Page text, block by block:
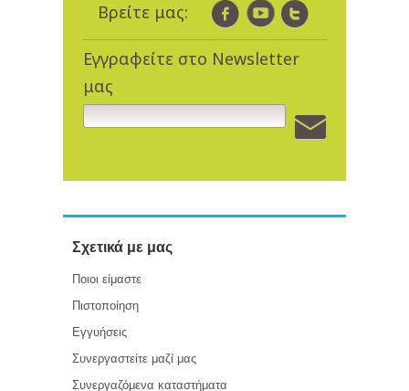
Βρείτε μας:
Εγγραφείτε στο Newsletter
μας
Σχετικά με μας
Ποιοι είμαστε
Πιστοποίηση
Εγγυήσεις
Συνεργαστείτε μαζί μας
Συνεργαζόμενα καταστήματα